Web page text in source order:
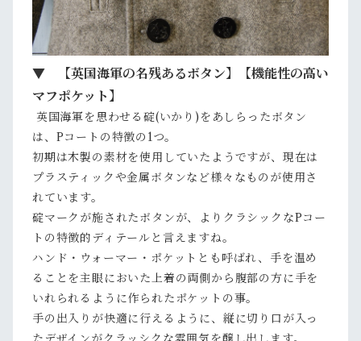
▼ 【英国海軍の名残あるボタン】【機能性の高い
マフポケット】
英国海軍を思わせる碇(いかり)をあしらったボタン
は、Pコートの特徴の1つ。
初期は木製の素材を使用していたようですが、現在は
プラスティックや金属ボタンなど様々なものが使用さ
れています。
碇マークが施されたボタンが、よりクラシックなPコー
トの特徴的ディテールと言えますね。
ハンド・ウォーマー・ポケットとも呼ばれ、手を温め
ることを主眼においた上着の両側から腹部の方に手を
いれられるように作られたポケットの事。
手の出入りが快適に行えるように、縦に切り口が入っ